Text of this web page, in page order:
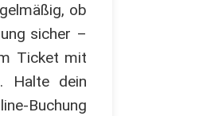
ob
sicher –
Ticket mit
Halte dein
Buchung